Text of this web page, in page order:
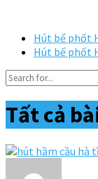
Hút bể phốt
Hút bể phốt
Tất cả